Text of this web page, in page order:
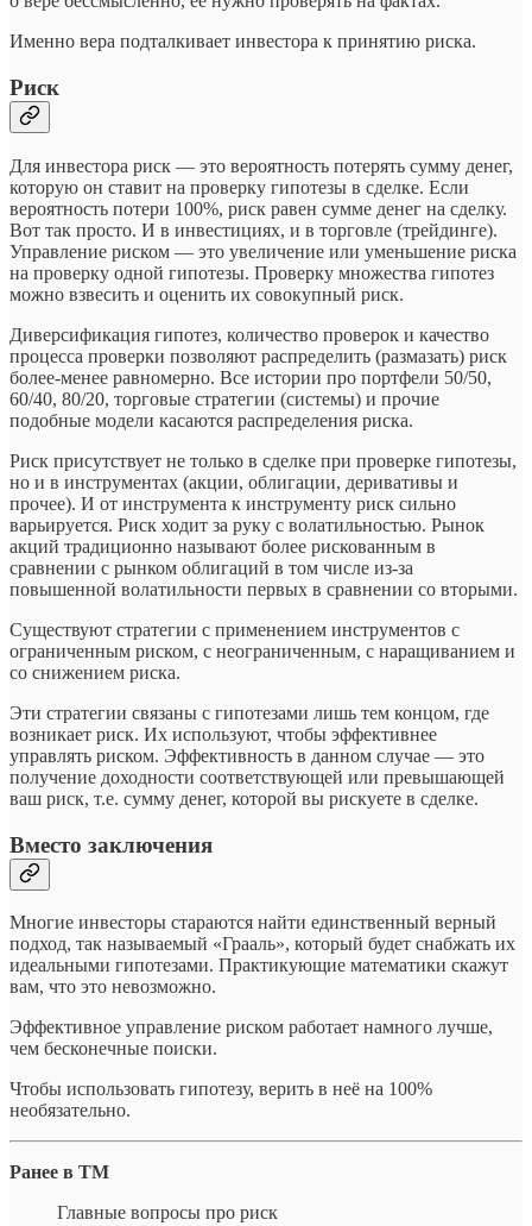
Именно вера подталкивает инвестора к принятию риска.
Риск
Для инвестора риск — это вероятность потерять сумму денег,
которую он ставит на проверку гипотезы в сделке. Если
вероятность потери 100%, риск равен сумме денег на сделку.
Вот так просто. И в инвестициях, и в торговле (трейдинге).
Управление риском — это увеличение или уменьшение риска
на проверку одной гипотезы. Проверку множества гипотез
можно взвесить и оценить их совокупный риск.
Диверсификация гипотез, количество проверок и качество
процесса проверки позволяют распределить (размазать) риск
более-менее равномерно. Все истории про портфели 50/50,
60/40, 80/20, торговые стратегии (системы) и прочие
подобные модели касаются распределения риска.
Риск присутствует не только в сделке при проверке гипотезы,
но и в инструментах (акции, облигации, деривативы и
прочее). И от инструмента к инструменту риск сильно
варьируется. Риск ходит за руку с волатильностью. Рынок
акций традиционно называют более рискованным в
сравнении с рынком облигаций в том числе из-за
повышенной волатильности первых в сравнении со вторыми.
Существуют стратегии с применением инструментов с
ограниченным риском, с неограниченным, с наращиванием и
со снижением риска.
Эти стратегии связаны с гипотезами лишь тем концом, где
возникает риск. Их используют, чтобы эффективнее
управлять риском. Эффективность в данном случае — это
получение доходности соответствующей или превышающей
ваш риск, т.е. сумму денег, которой вы рискуете в сделке.
Вместо заключения
Многие инвесторы стараются найти единственный верный
подход, так называемый «Грааль», который будет снабжать их
идеальными гипотезами. Практикующие математики скажут
вам, что это невозможно.
Эффективное управление риском работает намного лучше,
чем бесконечные поиски.
Чтобы использовать гипотезу, верить в неё на 100%
необязательно.
Ранее в ТМ
Главные вопросы про риск